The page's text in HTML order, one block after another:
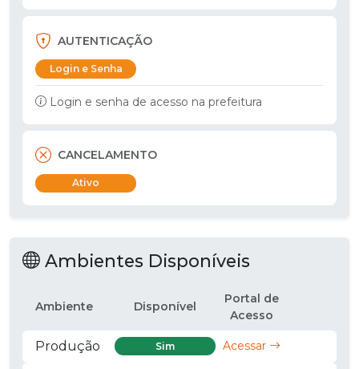
AUTENTICAÇÃO
Login e Senha
Login e senha de acesso na prefeitura
CANCELAMENTO
Ativo
Ambientes Disponíveis
Ambiente Disponível
Portal de
Acesso
Produção Sim Acessar